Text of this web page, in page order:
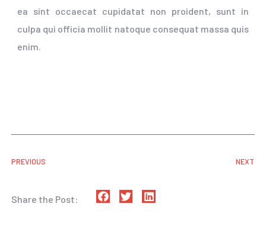
ea sint occaecat cupidatat non proident, sunt in
culpa qui officia mollit natoque consequat massa quis
enim.
PREVIOUS NEXT
Share the Post: